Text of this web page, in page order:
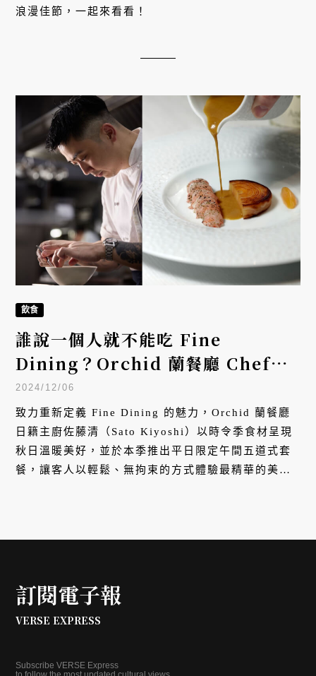
浪漫佳節，一起來看看！
飲食
誰說一個人就不能吃 Fine
Dining？Orchid 蘭餐廳 Chef
Sato 推出午間限定自由單點的五道
式套餐，海螯蝦、鮑魚、雪藏和牛任
君挑選
2024/12/06
致力重新定義 Fine Dining 的魅力，Orchid 蘭餐廳
日籍主廚佐藤清（Sato Kiyoshi）以時令季食材呈現
秋日溫暖美好，並於本季推出平日限定午間五道式套
餐，讓客人以輕鬆、無拘束的方式體驗最精華的美
訂閱電子報
VERSE EXPRESS
Subscribe VERSE Express